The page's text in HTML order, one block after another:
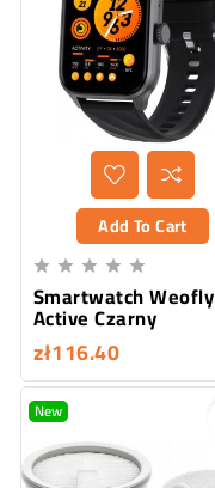
Add To Cart
    
Smartwatch Weofly
Active Czarny
zł116.40
New